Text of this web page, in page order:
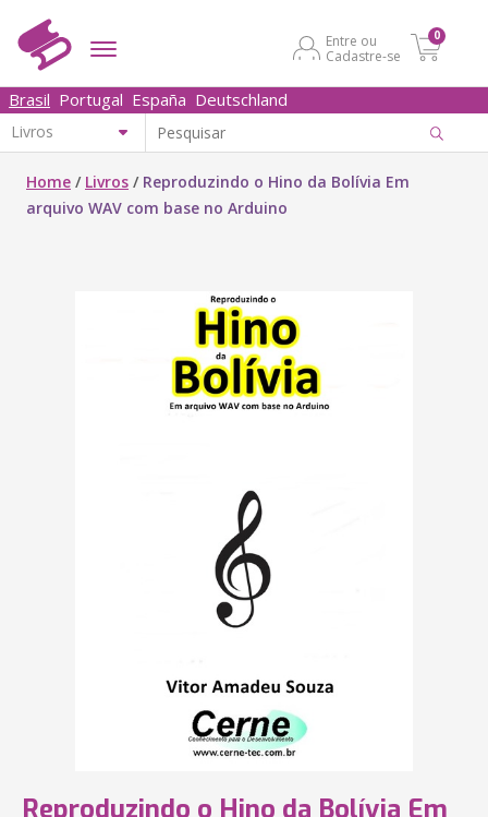
Entre ou
Cadastre-se
0
Brasil Portugal España Deutschland
Home / Livros / Reproduzindo o Hino da Bolívia Em
arquivo WAV com base no Arduino
Reproduzindo o Hino da Bolívia Em